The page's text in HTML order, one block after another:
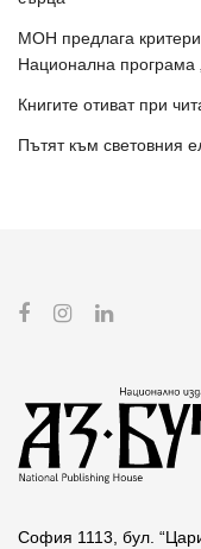
МОН предлага
Национална програма
Книгите отиват при
Пътят към световния
София 1113, бул.